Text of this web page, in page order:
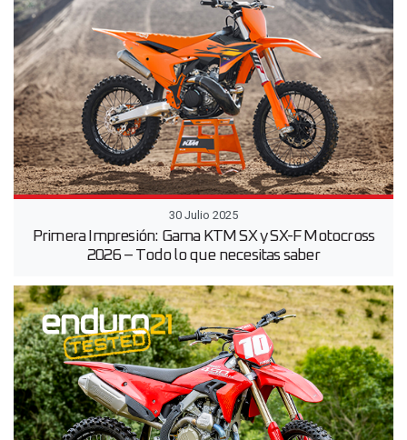
30 Julio 2025
Primera Impresión: Gama KTM SX y SX-F Motocross
2026 – Todo lo que necesitas saber